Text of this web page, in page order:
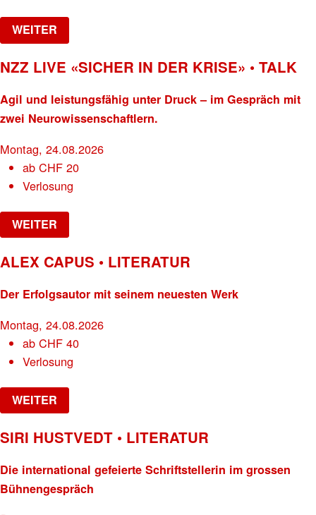
WEITER
NZZ LIVE «SICHER IN DER KRISE» • TALK
Agil und leistungsfähig unter Druck – im Gespräch mit
zwei Neurowissenschaftlern.
Montag, 24.08.2026
abCHF 20
Verlosung
WEITER
ALEX CAPUS • LITERATUR
Der Erfolgsautor mit seinem neuesten Werk
Montag, 24.08.2026
abCHF 40
Verlosung
WEITER
SIRI HUSTVEDT • LITERATUR
Die international gefeierte Schriftstellerin im grossen
Bühnengespräch